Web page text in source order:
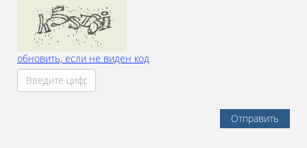
обновить, если не виден код
Отправить